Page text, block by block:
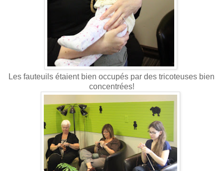
Les fauteuils étaient bien occupés par des tricoteuses bien
concentrées!